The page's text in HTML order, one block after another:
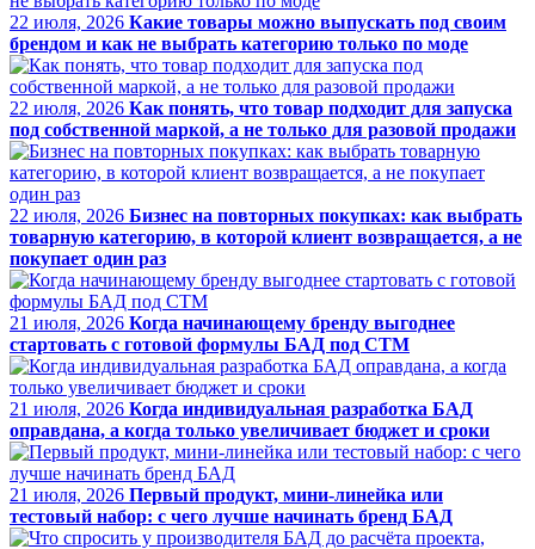
22 июля, 2026 Какие товары можно выпускать под своим
брендом и как не выбрать категорию только по моде
22 июля, 2026 Как понять, что товар подходит для запуска
под собственной маркой, а не только для разовой продажи
22 июля, 2026 Бизнес на повторных покупках: как выбрать
товарную категорию, в которой клиент возвращается, а не
покупает один раз
21 июля, 2026 Когда начинающему бренду выгоднее
стартовать с готовой формулы БАД под СТМ
21 июля, 2026 Когда индивидуальная разработка БАД
оправдана, а когда только увеличивает бюджет и сроки
21 июля, 2026 Первый продукт, мини-линейка или
тестовый набор: с чего лучше начинать бренд БАД